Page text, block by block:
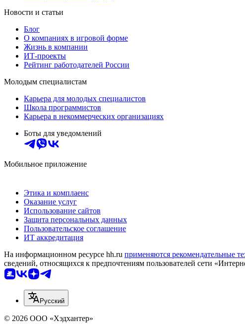
Новости и статьи
Блог
О компаниях в игровой форме
Жизнь в компании
ИТ-проекты
Рейтинг работодателей России
Молодым специалистам
Карьера для молодых специалистов
Школа программистов
Карьера в некоммерческих организациях
Боты для уведомлений
Мобильное приложение
Этика и комплаенс
Оказание услуг
Использование сайтов
Защита персональных данных
Пользовательское соглашение
ИТ аккредитация
На информационном ресурсе hh.ru применяются рекомендательные
сведений, относящихся к предпочтениям пользователей сети
Русский
© 2026 ООО «Хэдхантер»